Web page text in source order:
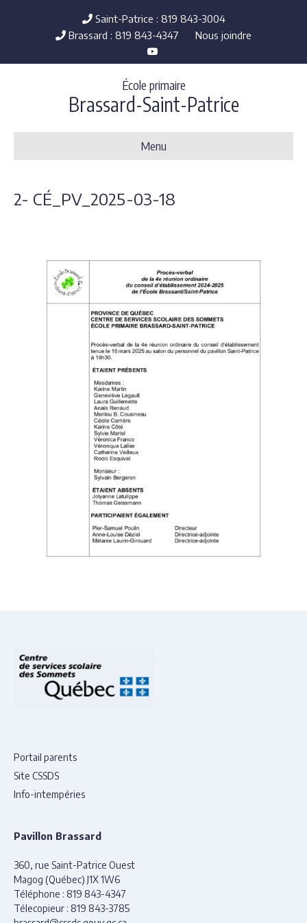
Saint-Patrice : 819 843-3004
Brassard : 819 843-4347
Nous joindre
Y
o
u
u
b
e
École primaire
Brassard-Saint-Patrice
Menu
2- CÉ_PV_2025-03-18
Portail parents
Site CSSDS
Info-intempéries
Pavillon Brassard
360, rue Saint-Patrice Ouest
Magog (Québec) J1X 1W6
Téléphone : 819 843-4347
Télecopieur : 819 843-3785